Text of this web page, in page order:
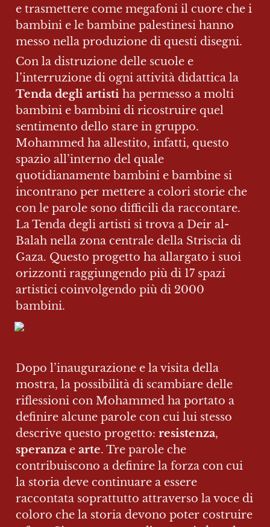
e trasmettere come megafoni il cuore che i
bambini e le bambine palestinesi hanno
messo nella produzione di questi disegni.
Con la distruzione delle scuole e
Tenda degli artisti ha permesso a molti
bambini e bambini di ricostruire quel
sentimento dello stare in gruppo.
Mohammed ha allestito, infatti, questo
spazio all’interno del quale
quotidianamente bambini e bambine si
incontrano per mettere a colori storie che
con le parole sono difficili da raccontare.
La Tenda degli artisti si trova a Deir al-
Balah nella zona centrale della Striscia di
Gaza. Questo progetto ha allargato i suoi
orizzonti raggiungendo più di 17 spazi
artistici coinvolgendo più di 2000
bambini.
Dopo l’inaugurazione e la visita della
mostra, la possibilità di scambiare delle
riflessioni con Mohammed ha portato a
definire alcune parole con cui lui stesso
descrive questo progetto: resistenza
speranza e arte. Tre parole che
contribuiscono a definire la forza con cui
la storia deve continuare a essere
raccontata soprattutto attraverso la voce di
coloro che la storia devono poter costruire